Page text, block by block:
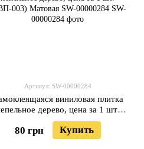
Артикул: SW-00000284
виниловая плитка
дерево, цена за 1 шт.
003) Матовая SW-00000284
80 грн Купить